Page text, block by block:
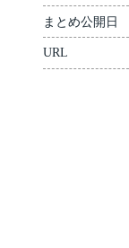
まとめ公開日
URL